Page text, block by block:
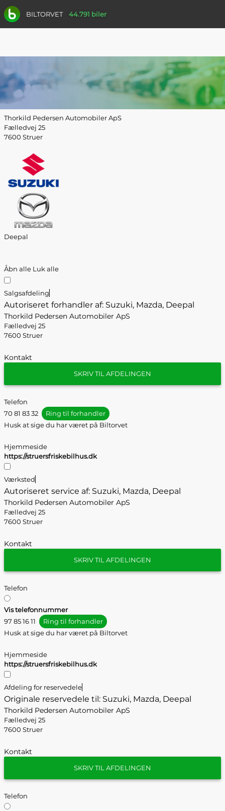
BILTORVET 44.791 biler
Thorkild Pedersen Automobiler ApS
Fælledvej 25
7600 Struer
Deepal
Åbn alle Luk alle
Salgsafdeling
Autoriseret forhandler af: Suzuki, Mazda, Deepal
Thorkild Pedersen Automobiler ApS
Fælledvej 25
7600 Struer
Kontakt
SKRIV TIL AFDELINGEN
Telefon
70 81 83 32
Ring til forhandler
Husk at sige du har været på Biltorvet
Hjemmeside
https://struersfriskebilhus.dk
Værksted
Autoriseret service af: Suzuki, Mazda, Deepal
Thorkild Pedersen Automobiler ApS
Fælledvej 25
7600 Struer
Kontakt
SKRIV TIL AFDELINGEN
Telefon
Vis telefonnummer
97 85 16 11
Ring til forhandler
Husk at sige du har været på Biltorvet
Hjemmeside
https://struersfriskebilhus.dk
Afdeling for reservedele
Originale reservedele til: Suzuki, Mazda, Deepal
Thorkild Pedersen Automobiler ApS
Fælledvej 25
7600 Struer
Kontakt
SKRIV TIL AFDELINGEN
Telefon